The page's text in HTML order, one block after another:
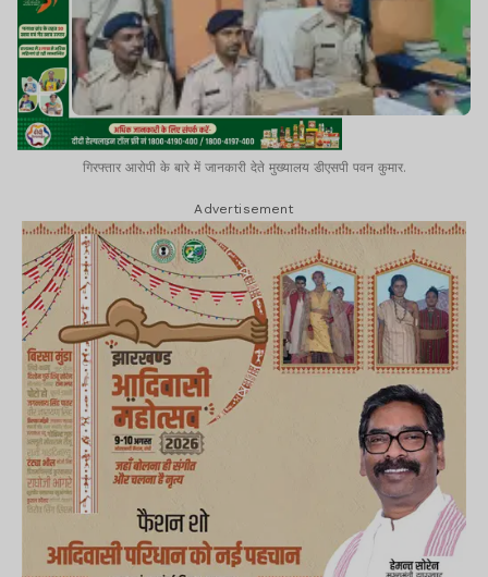
गिरफ्तार आरोपी के बारे में जानकारी देते मुख्यालय डीएसपी पवन कुमार.
Advertisement